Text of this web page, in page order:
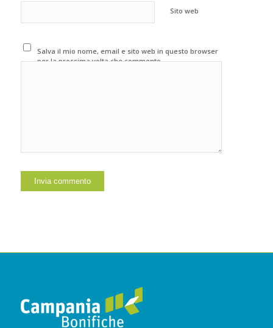
Sito web
Salva il mio nome, email e sito web in questo browser
per la prossima volta che commento.